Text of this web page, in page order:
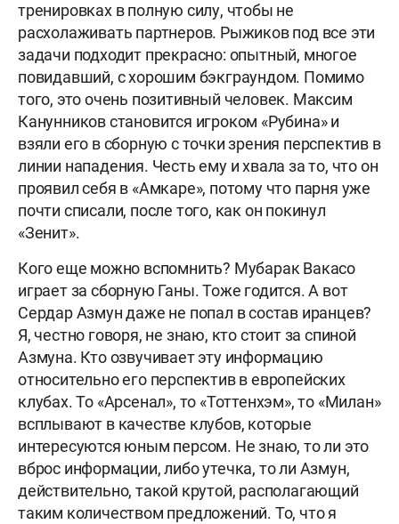
тренировках в полную силу, чтобы не
расхолаживать партнеров. Рыжиков под все эти
задачи подходит прекрасно: опытный, многое
повидавший, с хорошим бэкграундом. Помимо
того, это очень позитивный человек. Максим
Канунников становится игроком «Рубина» и
взяли его в сборную с точки зрения перспектив в
линии нападения. Честь ему и хвала за то, что он
проявил себя в «Амкаре», потому что парня уже
почти списали, после того, как он покинул
«Зенит».
Кого еще можно вспомнить? Мубарак Вакасо
играет за сборную Ганы. Тоже годится. А вот
Сердар Азмун даже не попал в состав иранцев?
Я, честно говоря, не знаю, кто стоит за спиной
Азмуна. Кто озвучивает эту информацию
относительно его перспектив в европейских
клубах. То «Арсенал», то «Тоттенхэм», то «Милан»
всплывают в качестве клубов, которые
интересуются юным персом. Не знаю, то ли это
вброс информации, либо утечка, то ли Азмун,
действительно, такой крутой, располагающий
таким количеством предложений. То, что я